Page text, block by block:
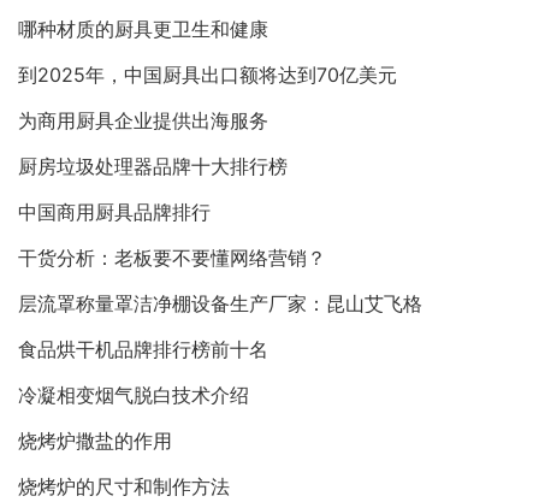
哪种材质的厨具更卫生和健康
到2025年，中国厨具出口额将达到70亿美元
为商用厨具企业提供出海服务
厨房垃圾处理器品牌十大排行榜
中国商用厨具品牌排行
干货分析：老板要不要懂网络营销？
层流罩称量罩洁净棚设备生产厂家：昆山艾飞格
食品烘干机品牌排行榜前十名
冷凝相变烟气脱白技术介绍
烧烤炉撒盐的作用
烧烤炉的尺寸和制作方法